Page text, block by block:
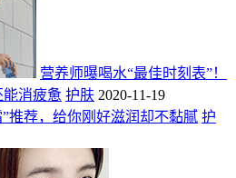
营养师曝喝水“最佳时刻表”！
能消疲惫 护肤 2020-11-19
推荐，给你刚好滋润却不黏腻 护